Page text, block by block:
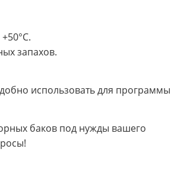
запахов.
использовать для программы
баков под нужды вашего